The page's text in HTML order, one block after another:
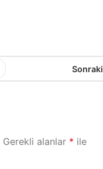
Sonraki
Gerekli alanlar * ile